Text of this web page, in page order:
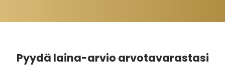
Pyydä laina-arvio arvotavarastasi